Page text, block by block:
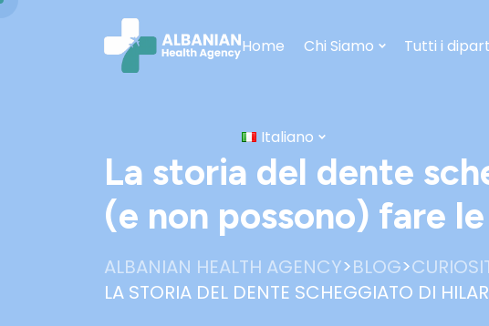
Home Chi Siamo Tutti i
Italiano
La storia del dente
(e non possono) fare
ALBANIAN HEALTH AGENCY>BLOG>
LA STORIA DEL DENTE SCHEGGIATO DI